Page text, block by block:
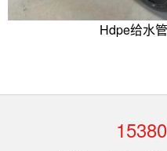
Hdpe给水管